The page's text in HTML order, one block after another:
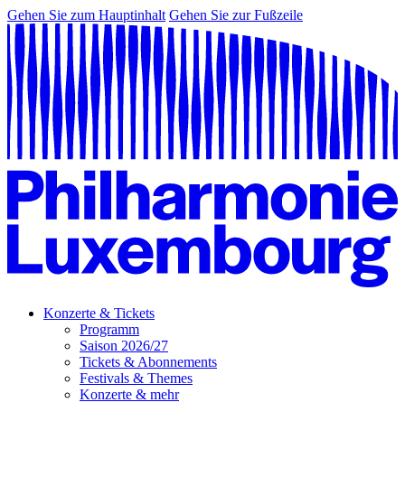
Gehen Sie zum Hauptinhalt Gehen Sie zur Fußzeile
Konzerte & Tickets
Programm
Saison 2026/27
Tickets & Abonnements
Festivals & Themes
Konzerte & mehr